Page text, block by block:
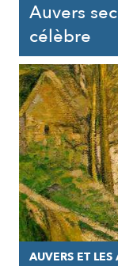
Auvers
célèbre
AUVERS ET LES